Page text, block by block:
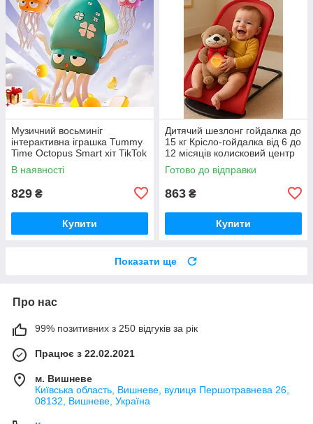
Музичний восьминіг
інтерактивна іграшка Tummy
Time Octopus Smart хіт TikTok
2025 танцює світиться
В наявності
829 ₴
Купити
Дитячий шезлонг гойдалка до
15 кг Крісло-гойдалка від 6 до
12 місяців колисковий центр
дитяча гойдалка
Готово до відправки
863 ₴
Купити
Показати ще
Про нас
99% позитивних з 250 відгуків за рік
Працює з 22.02.2021
м. Вишневе
Київська область, Вишневе, вулиця Першотравнева 26,
08132, Вишневе, Україна